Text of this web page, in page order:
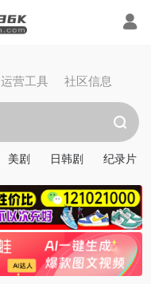
运营工具 社区信息
美剧 日韩剧 纪录片